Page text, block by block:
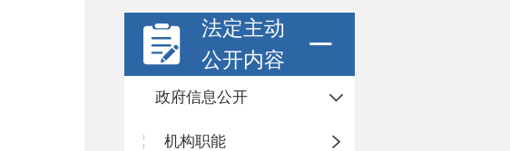
法定主动
公开内容
政府信息公开
机构职能